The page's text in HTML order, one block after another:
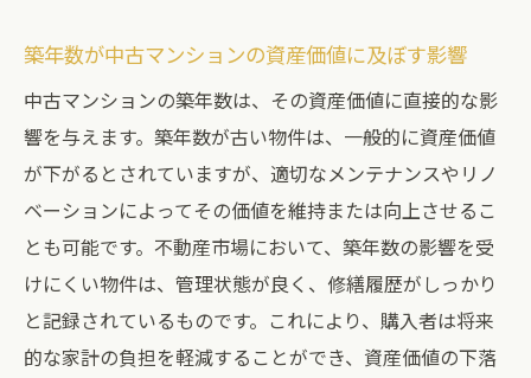
チェックリスト
知っておくべき中古マンション購入の必須
項目
中古マンションの購入前に確認すべきチェ
ックリスト
失敗しないための中古マンション選びの手
引き
不動産購入におけるチェックリストの作成
方法
築年数が中古マンションの資産価値に及ぼす影響
中古マンションの築年数は、その資産価値に直接的な影
響を与えます。築年数が古い物件は、一般的に資産価値
が下がるとされていますが、適切なメンテナンスやリノ
ベーションによってその価値を維持または向上させるこ
とも可能です。不動産市場において、築年数の影響を受
けにくい物件は、管理状態が良く、修繕履歴がしっかり
と記録されているものです。これにより、購入者は将来
的な家計の負担を軽減することができ、資産価値の下落